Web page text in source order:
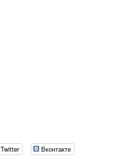
Twitter
Вконтакте